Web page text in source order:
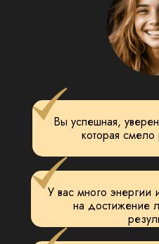
Вы успешная,
которая смело
У вас много энергии
на достижение